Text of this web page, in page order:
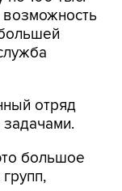
возможность
отряд
большое